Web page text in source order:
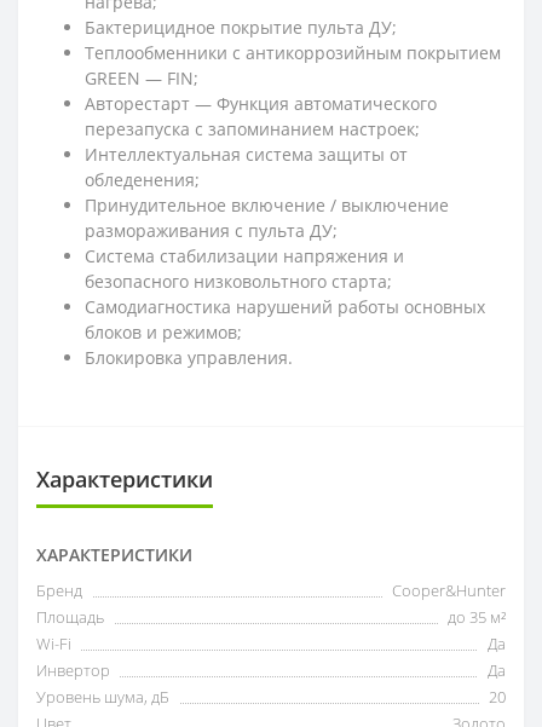
Бактерицидное покрытие пульта ДУ;
Теплообменники с антикоррозийным покрытием
GREEN — FIN;
Авторестарт — Функция автоматического
перезапуска с запоминанием настроек;
Интеллектуальная система защиты от
обледенения;
Принудительное включение / выключение
размораживания с пульта ДУ;
Система стабилизации напряжения и
безопасного низковольтного старта;
Самодиагностика нарушений работы основных
блоков и режимов;
Блокировка управления.
Характеристики
ХАРАКТЕРИСТИКИ
Бренд
Cooper&Hunter
Площадь
до 35 м²
Wi-Fi
Да
Инвертор
Да
Уровень шума, дБ
20